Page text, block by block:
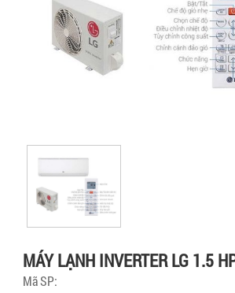
MÁY LẠNH INVERTER LG 1.5
Mã SP: